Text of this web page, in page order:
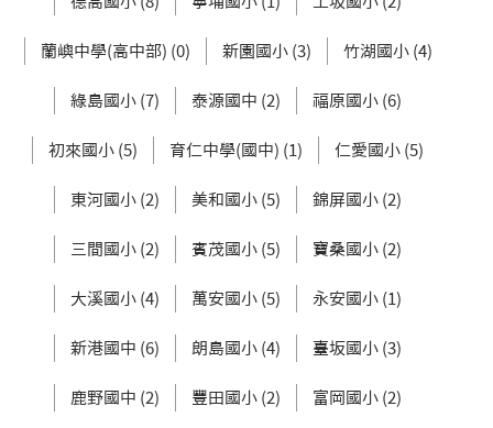
蘭嶼中學(高中部) (0) 新園國小 (3) 竹湖國小 (4)
綠島國小 (7) 泰源國中 (2) 福原國小 (6)
初來國小 (5) 育仁中學(國中) (1) 仁愛國小 (5)
東河國小 (2) 美和國小 (5) 錦屏國小 (2)
三間國小 (2) 賓茂國小 (5) 寶桑國小 (2)
大溪國小 (4) 萬安國小 (5) 永安國小 (1)
新港國中 (6) 朗島國小 (4) 臺坂國小 (3)
鹿野國中 (2) 豐田國小 (2) 富岡國小 (2)